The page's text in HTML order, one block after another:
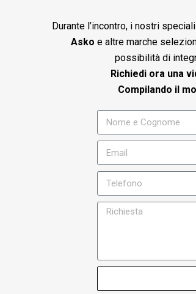
Durante l’incontro, i nostri
Asko e altre marche
possibilità di
Richiedi ora una
Compilando il